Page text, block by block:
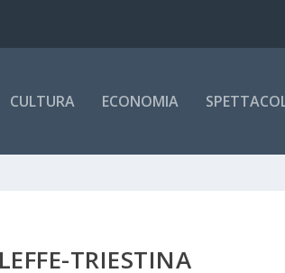
CULTURA ECONOMIA
TRIESTINA